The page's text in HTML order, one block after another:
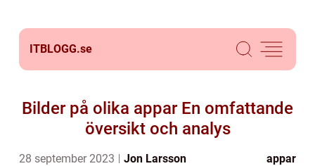
ITBLOGG.se
Bilder på olika appar En omfattande
översikt och analys
28 september 2023 Jon Larsson appar